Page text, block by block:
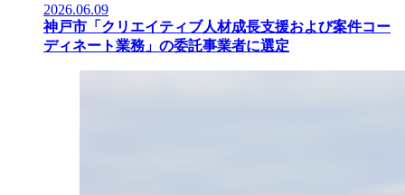
2026.06.09
神戸市「クリエイティブ人材成長支援および案件コー
ディネート業務」の委託事業者に選定